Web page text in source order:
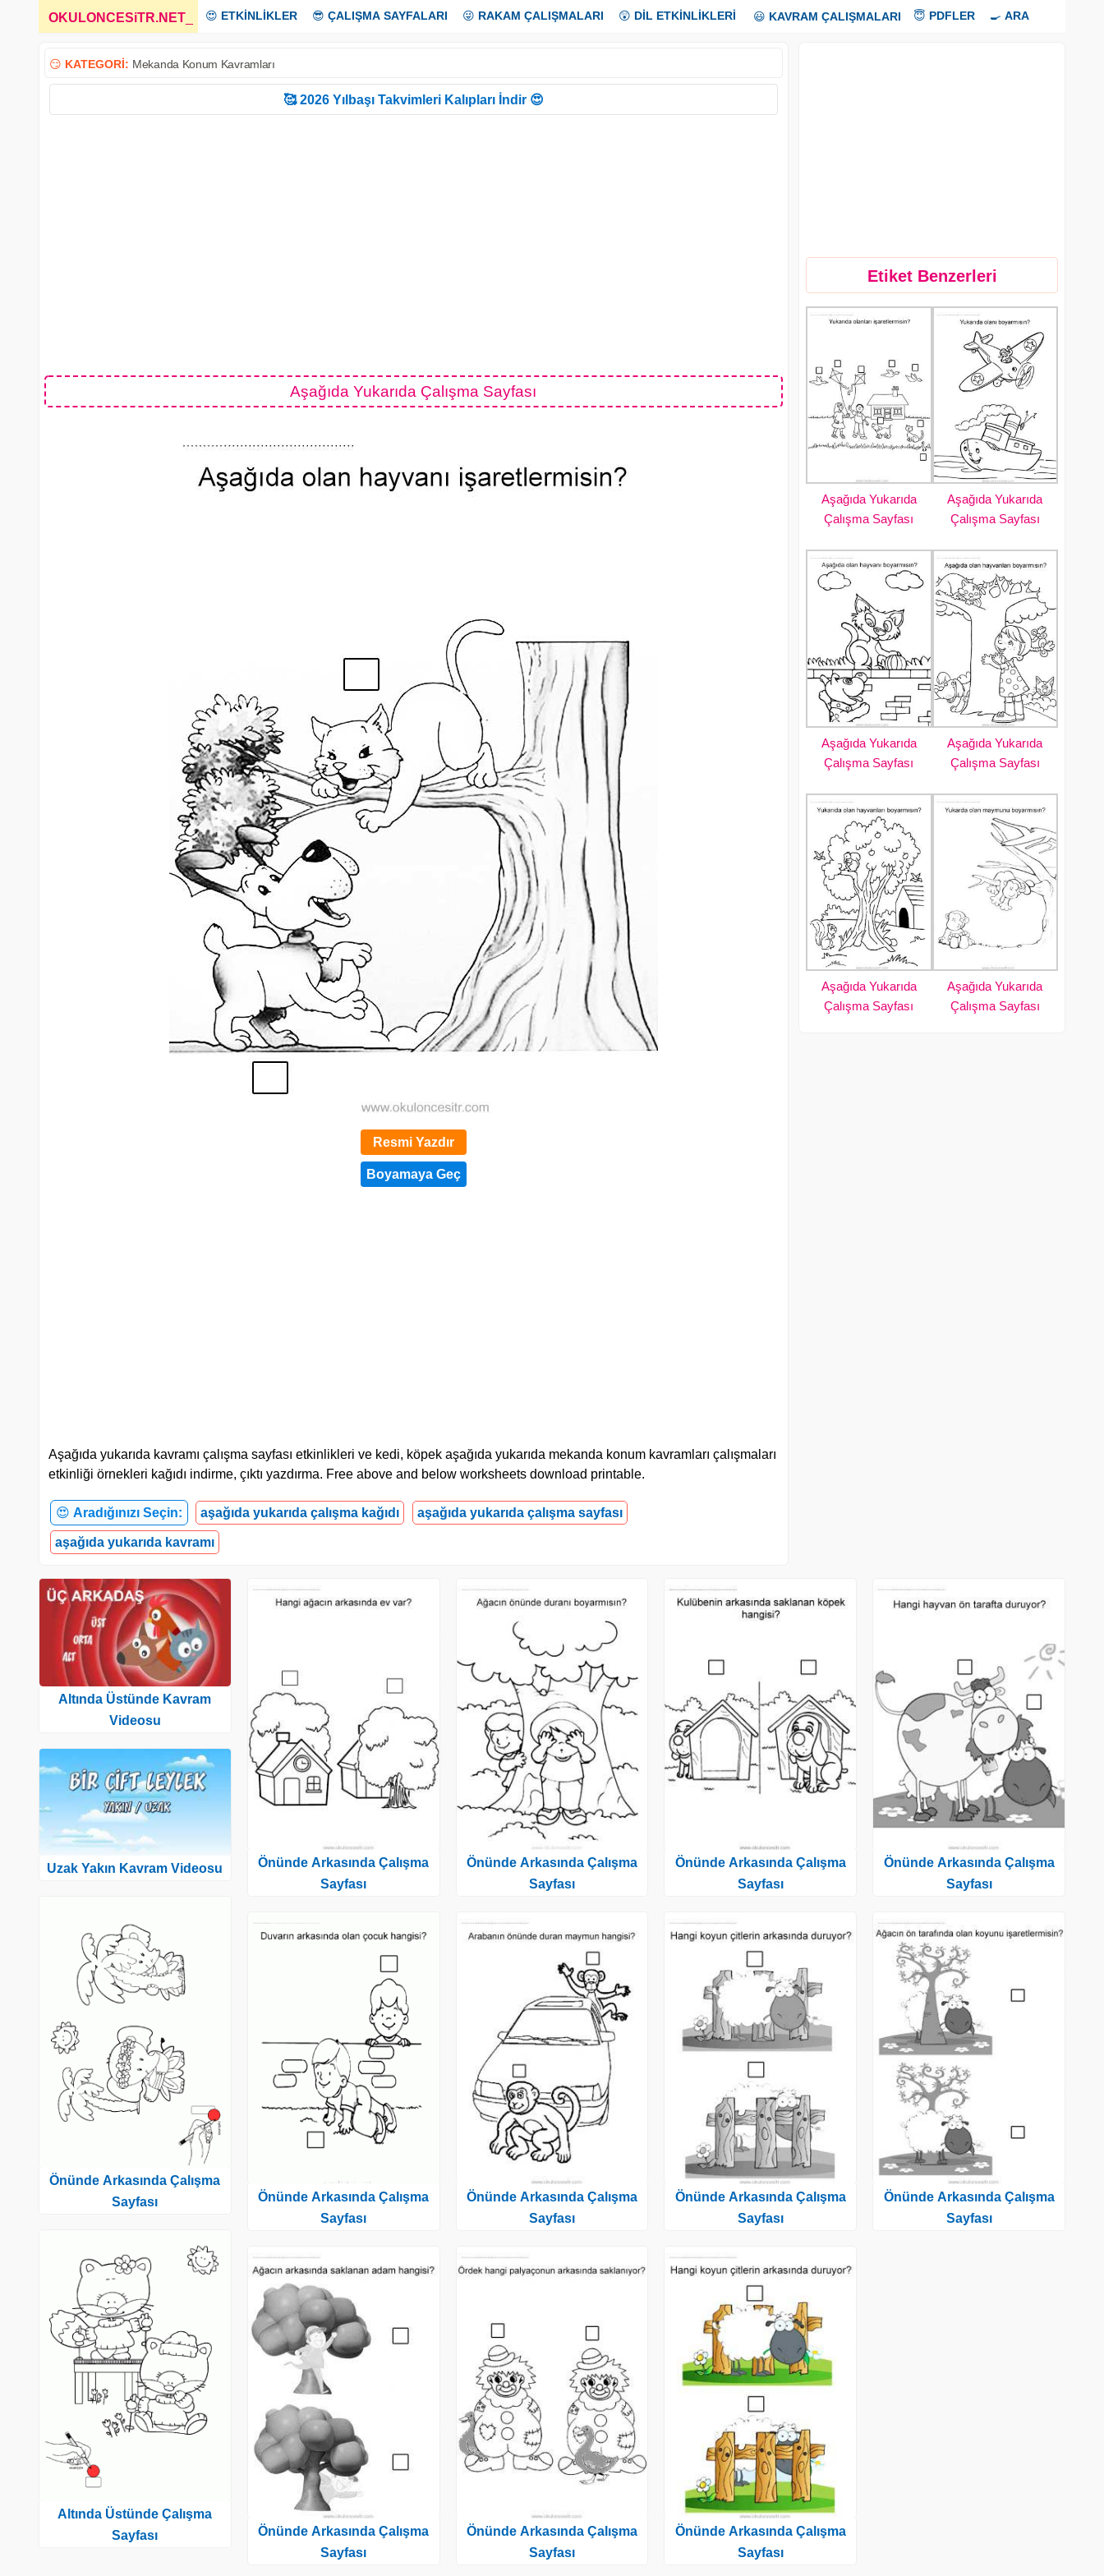
OKULONCESiTR.NET 😍 ETKİNLİKLER 😎 ÇALIŞMA SAYFALARI 😜 RAKAM ÇALIŞMALARI 😲 DİL ETKİNLİKLERİ 😃 KAVRAM ÇALIŞMALARI 😇 PDFLER 🍳 ARA
😏 KATEGORİ: Mekanda Konum Kavramları
🥰 2026 Yılbaşı Takvimleri Kalıpları İndir 😍
Aşağıda Yukarıda Çalışma Sayfası
Resmi Yazdır
Aşağıda yukarıda kavramı çalışma sayfası etkinlikleri ve kedi, köpek aşağıda yukarıda mekanda konum kavramları çalışmaları
etkinliği örnekleri kağıdı indirme, çıktı yazdırma. Free above and below worksheets download printable.
😍 Aradığınızı Seçin: aşağıda yukarıda çalışma kağıdı aşağıda yukarıda çalışma sayfası
aşağıda yukarıda kavramı
Etiket Benzerleri
Aşağıda Yukarıda
Çalışma Sayfası
Aşağıda Yukarıda
Çalışma Sayfası
Aşağıda Yukarıda
Çalışma Sayfası
Aşağıda Yukarıda
Çalışma Sayfası
Aşağıda Yukarıda
Çalışma Sayfası
Aşağıda Yukarıda
Çalışma Sayfası
Altında Üstünde Kavram
Videosu
Uzak Yakın Kavram Videosu
Önünde Arkasında Çalışma
Sayfası
Altında Üstünde Çalışma
Sayfası
Önünde Arkasında Çalışma
Sayfası
Önünde Arkasında Çalışma
Sayfası
Önünde Arkasında Çalışma
Sayfası
Önünde Arkasında Çalışma
Sayfası
Önünde Arkasında Çalışma
Sayfası
Önünde Arkasında Çalışma
Sayfası
Önünde Arkasında Çalışma
Sayfası
Önünde Arkasında Çalışma
Sayfası
Önünde Arkasında Çalışma
Sayfası
Önünde Arkasında Çalışma
Sayfası
Önünde Arkasında Çalışma
Sayfası